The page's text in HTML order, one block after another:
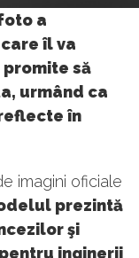
a
îl va
să
urmând ca
în
imagini oficiale
prezintă
şi
inginerii